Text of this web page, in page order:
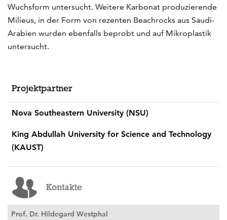
Wuchsform untersucht. Weitere Karbonat produzierende
Milieus, in der Form von rezenten Beachrocks aus Saudi-
Arabien wurden ebenfalls beprobt und auf Mikroplastik
untersucht.
Projektpartner
Nova Southeastern University (NSU)
King Abdullah University for Science and Technology
(KAUST)
Kontakte
Prof. Dr. Hildegard Westphal